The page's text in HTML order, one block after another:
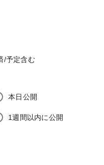
/予定含む
本日公開
1週間以内に公開